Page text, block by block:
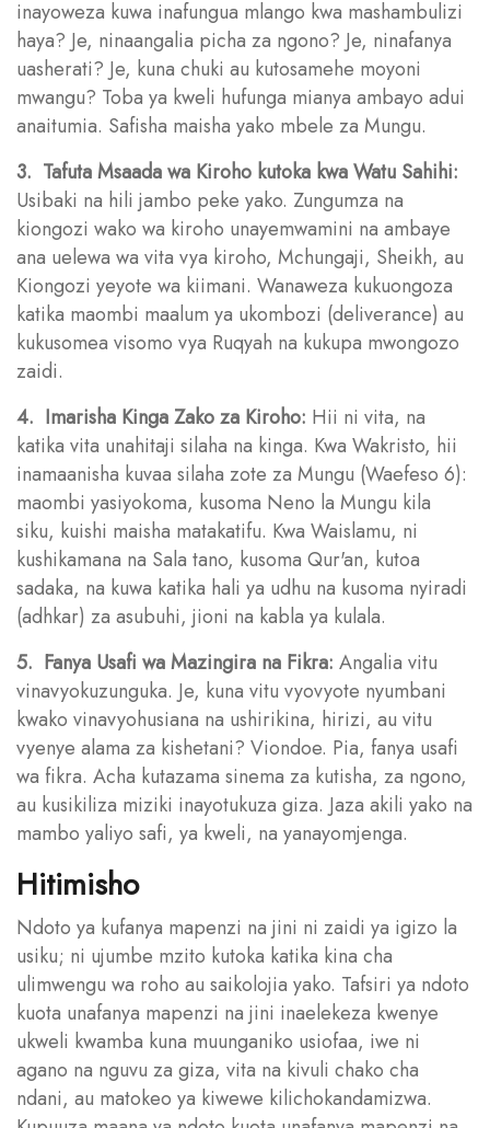
inayoweza kuwa inafungua mlango kwa mashambulizi
haya? Je, ninaangalia picha za ngono? Je, ninafanya
uasherati? Je, kuna chuki au kutosamehe moyoni
mwangu? Toba ya kweli hufunga mianya ambayo adui
anaitumia. Safisha maisha yako mbele za Mungu.
3. Tafuta Msaada wa Kiroho kutoka kwa Watu Sahihi:
Usibaki na hili jambo peke yako. Zungumza na
kiongozi wako wa kiroho unayemwamini na ambaye
ana uelewa wa vita vya kiroho, Mchungaji, Sheikh, au
Kiongozi yeyote wa kiimani. Wanaweza kukuongoza
katika maombi maalum ya ukombozi (deliverance) au
kukusomea visomo vya Ruqyah na kukupa mwongozo
zaidi.
4. Imarisha Kinga Zako za Kiroho: Hii ni vita, na
katika vita unahitaji silaha na kinga. Kwa Wakristo, hii
inamaanisha kuvaa silaha zote za Mungu (Waefeso 6):
maombi yasiyokoma, kusoma Neno la Mungu kila
siku, kuishi maisha matakatifu. Kwa Waislamu, ni
kushikamana na Sala tano, kusoma Qur'an, kutoa
sadaka, na kuwa katika hali ya udhu na kusoma nyiradi
(adhkar) za asubuhi, jioni na kabla ya kulala.
5. Fanya Usafi wa Mazingira na Fikra: Angalia vitu
vinavyokuzunguka. Je, kuna vitu vyovyote nyumbani
kwako vinavyohusiana na ushirikina, hirizi, au vitu
vyenye alama za kishetani? Viondoe. Pia, fanya usafi
wa fikra. Acha kutazama sinema za kutisha, za ngono,
au kusikiliza miziki inayotukuza giza. Jaza akili yako na
mambo yaliyo safi, ya kweli, na yanayomjenga.
Hitimisho
Ndoto ya kufanya mapenzi na jini ni zaidi ya igizo la
usiku; ni ujumbe mzito kutoka katika kina cha
ulimwengu wa roho au saikolojia yako. Tafsiri ya ndoto
kuota unafanya mapenzi na jini inaelekeza kwenye
ukweli kwamba kuna muunganiko usiofaa, iwe ni
agano na nguvu za giza, vita na kivuli chako cha
ndani, au matokeo ya kiwewe kilichokandamizwa.